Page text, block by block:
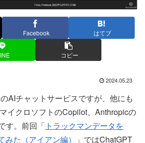
Facebook はてブ
コピー
2024.05.23
AIチャットサービスですが、他にも
イクロソフトのCopilot、Anthropicの
す。前回「 トラックマンデータを
た（アイアン編）
」ではChatGPT